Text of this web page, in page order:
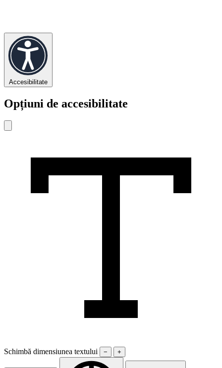
Accesibilitate
Opțiuni de accesibilitate
Schimbă dimensiunea textului − +